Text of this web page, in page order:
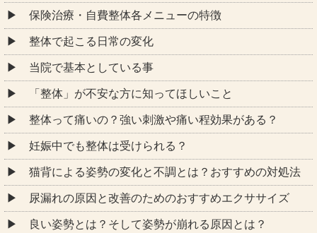
保険治療・自費整体各メニューの特徴
整体で起こる日常の変化
当院で基本としている事
「整体」が不安な方に知ってほしいこと
整体って痛いの？強い刺激や痛い程効果がある？
妊娠中でも整体は受けられる？
猫背による姿勢の変化と不調とは？おすすめの対処法
尿漏れの原因と改善のためのおすすめエクササイズ
良い姿勢とは？そして姿勢が崩れる原因とは？